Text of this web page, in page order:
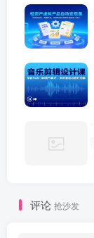
评论 抢沙发